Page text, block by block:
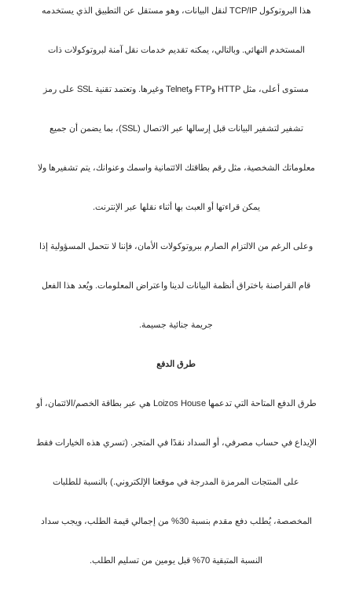
هذا البروتوكول TCP/IP لنقل البيانات، وهو مستقل عن التطبيق الذي يستخدمه
المستخدم النهائي. وبالتالي، يمكنه تقديم خدمات نقل آمنة لبروتوكولات ذات
مستوى أعلى، مثل HTTP وFTP وTelnet وغيرها. وتعتمد تقنية SSL على رمز
تشفير لتشفير البيانات قبل إرسالها عبر الاتصال (SSL)، بما يضمن أن جميع
معلوماتك الشخصية، مثل رقم بطاقتك الائتمانية واسمك وعنوانك، يتم تشفيرها ولا
يمكن قراءتها أو العبث بها أثناء نقلها عبر الإنترنت.
وعلى الرغم من الالتزام الصارم ببروتوكولات الأمان، فإننا لا نتحمل المسؤولية إذا
قام القراصنة باختراق أنظمة البيانات لدينا واعتراض المعلومات. ويُعد هذا الفعل
جريمة جنائية جسيمة.
طرق الدفع
طرق الدفع المتاحة التي تدعمها Loizos House هي عبر بطاقة الخصم/الائتمان، أو
الإيداع في حساب مصرفي، أو السداد نقدًا في المتجر. (تسري هذه الخيارات فقط
على المنتجات المرمزة المدرجة في موقعنا الإلكتروني.) بالنسبة للطلبات
المخصصة، يُطلب دفع مقدم بنسبة 30% من إجمالي قيمة الطلب، ويجب سداد
النسبة المتبقية 70% قبل يومين من تسليم الطلب.